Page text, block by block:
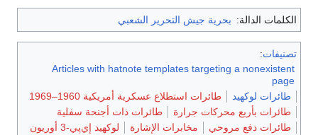
الكلمات الدالة: بحرية جيش التحرير الشعبي
تصنيفات:
Articles with hatnote templates targeting a nonexistent
page
طائرات لوكهيد
طائرات استطلاع عسكرية أمريكية 1960–1969
طائرات بأربع محركات جرارة
طائرات ذات أجنحة سفلية
طائرات دفع مروحي
مخابرات الإشارة لوكهيد إي‌پي-3 أوريون